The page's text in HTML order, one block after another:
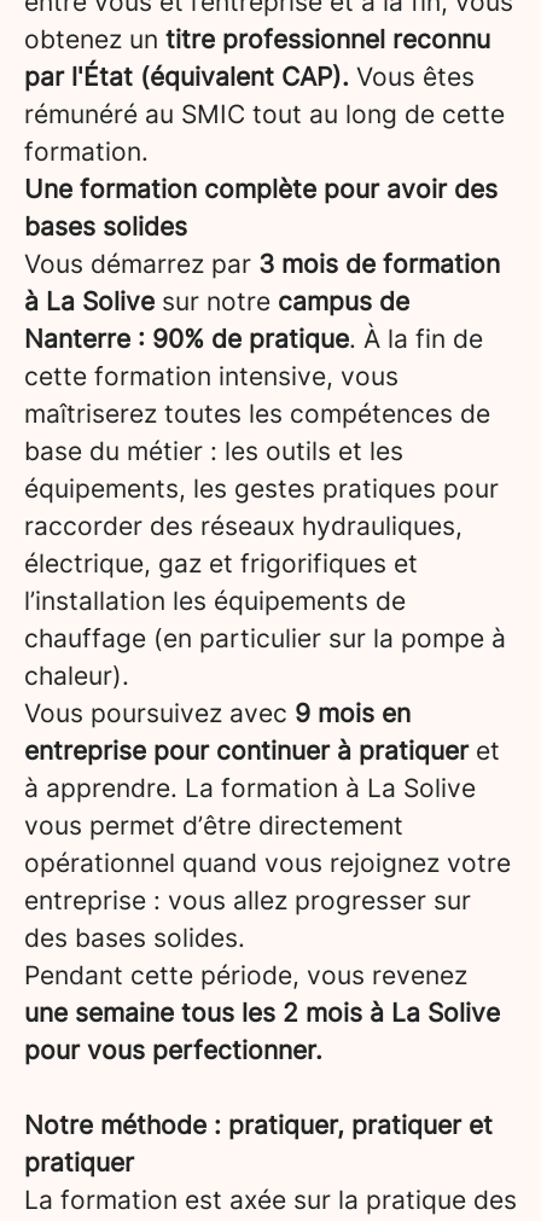
obtenez un titre professionnel reconnu
par l'État (équivalent CAP). Vous êtes
rémunéré au SMIC tout au long de cette
formation.
Une formation complète pour avoir des
bases solides
Vous démarrez par 3 mois de formation
à La Solive sur notre campus de
Nanterre : 90% de pratique. À la fin de
cette formation intensive, vous
maîtriserez toutes les compétences de
base du métier : les outils et les
équipements, les gestes pratiques pour
raccorder des réseaux hydrauliques,
électrique, gaz et frigorifiques et
l’installation les équipements de
chauffage (en particulier sur la pompe à
chaleur).
Vous poursuivez avec 9 mois en
entreprise pour continuer à pratiqueret
à apprendre. La formation à La Solive
vous permet d’être directement
opérationnel quand vous rejoignez votre
entreprise : vous allez progresser sur
des bases solides.
Pendant cette période, vous revenez
une semaine tous les 2 mois à La Solive
pour vous perfectionner.
Notre méthode : pratiquer, pratiquer et
pratiquer
La formation est axée sur la pratique des